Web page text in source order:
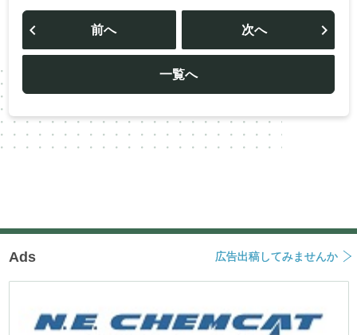
投
ビ
ー
シ
ョ
前へ
一覧へ
次へ
Ads 広告出稿してみませんか